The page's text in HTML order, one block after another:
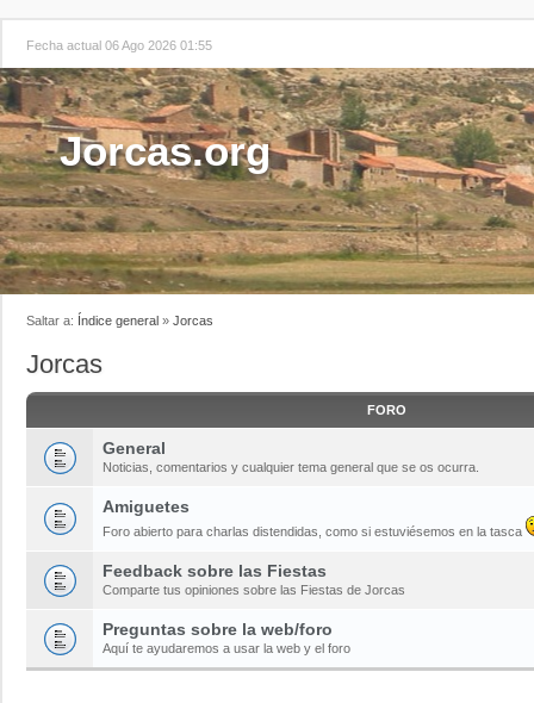
Fecha actual 06 Ago 2026 01:55
Jorcas.org
Saltar a: Índice general » Jorcas
Jorcas
FORO
General
Noticias, comentarios y cualquier tema general que se os ocurra.
Amiguetes
Foro abierto para charlas distendidas, como si estuviésemos en la tasca
Feedback sobre las Fiestas
Comparte tus opiniones sobre las Fiestas de Jorcas
Preguntas sobre la web/foro
Aquí te ayudaremos a usar la web y el foro